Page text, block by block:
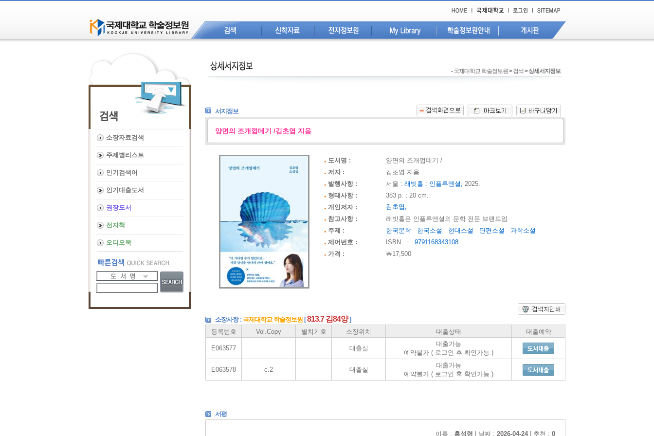
소장자료검색
주제별리스트
인기검색어
인기대출도서
권장도서
전자책
오디오북
-국제대학교 학술정보원 >검색 > 상세서지정보
서지정보
양면의 조개껍데기 /김초엽 지음
도서명 :
양면의 조개껍데기 /
저자 :
김초엽 지음.
발행사항 :
서울 : 래빗홀 : 인플루엔셜, 2025.
형태사항 :
383 p. ; 20 cm.
개인저자 :
김초엽,
참고사항 :
래빗홀은 인플루엔셜의 문학 전문 브랜드임
주제 :
한국문학 한국소설 현대소설 단편소설
과학소설
제어번호 :
ISBN : 9791168343108
가격 :
￦17,500
소장사항 : 국제대학교 학술정보원 [813.7 김84양]
등록번호
Vol.Copy 별치기호 소장위치 대출상태 대출예약
E063577 대출실
대출가능
예약불가 ( 로그인 후 확인가능 )
E063578 c.2 대출실
대출가능
예약불가 ( 로그인 후 확인가능 )
서평
이름 : 홍성령 | 날짜 : 2026-04-24 | 추천 : 0